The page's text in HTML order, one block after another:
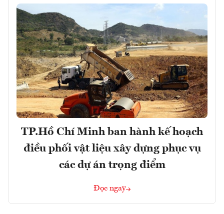
TP.Hồ Chí Minh ban hành kế hoạch
điều phối vật liệu xây dựng phục vụ
các dự án trọng điểm
Đọc ngay